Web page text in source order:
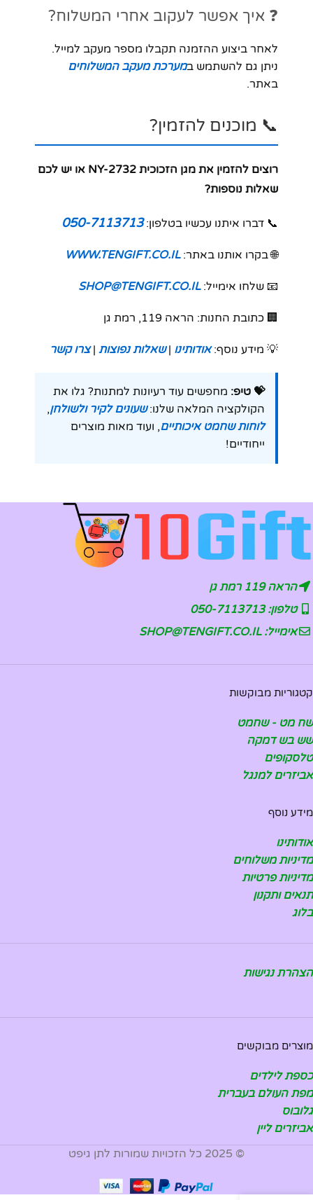
❓ איך אפשר לעקוב אחרי המשלוח?
לאחר ביצוע ההזמנה תקבלו מספר מעקב למייל.
ניתן גם להשתמש במערכת מעקב המשלוחים
באתר.
📞 מוכנים להזמין?
רוצים להזמין את מגן הזכוכית NY-2732 או יש לכם
שאלות נוספות?
📞 דברו איתנו עכשיו בטלפון:050-7113713
🌐 בקרו אותנו באתר:WWW.TENGIFT.CO.IL
📧 שלחו אימייל:SHOP@TENGIFT.CO.IL
🏢 כתובת החנות: הראה 119, רמת גן
💡 מידע נוסף:אודותינו |שאלות נפוצות |צרו קשר
💝 טיפ: מחפשים עוד רעיונות למתנות? גלו את
הקולקציה המלאה שלנו:שעונים לקיר ולשולחן,
לוחות שחמט איכותיים, ועוד מאות מוצרים
ייחודיים!
הראה 119 רמת גן
טלפון: 050-7113713
אימייל: SHOP@TENGIFT.CO.IL
קטגוריות מבוקשות
שח מט - שחמט
שש בש דמקה
טלסקופים
אביזרים למנגל
מידע נוסף
אודותינו
מדיניות משלוחים
מדיניות פרטיות
תנאים ותקנון
בלוג
הצהרת נגישות
מוצרים מבוקשים
כספת לילדים
מפת העולם בעברית
גלובוס
אביזרים ליין
© 2025 כל הזכויות שמורות לתן גיפט